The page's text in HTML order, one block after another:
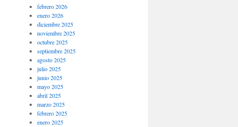
febrero 2026
enero 2026
diciembre 2025
noviembre 2025
octubre 2025
septiembre 2025
agosto 2025
julio 2025
junio 2025
mayo 2025
abril 2025
marzo 2025
febrero 2025
enero 2025